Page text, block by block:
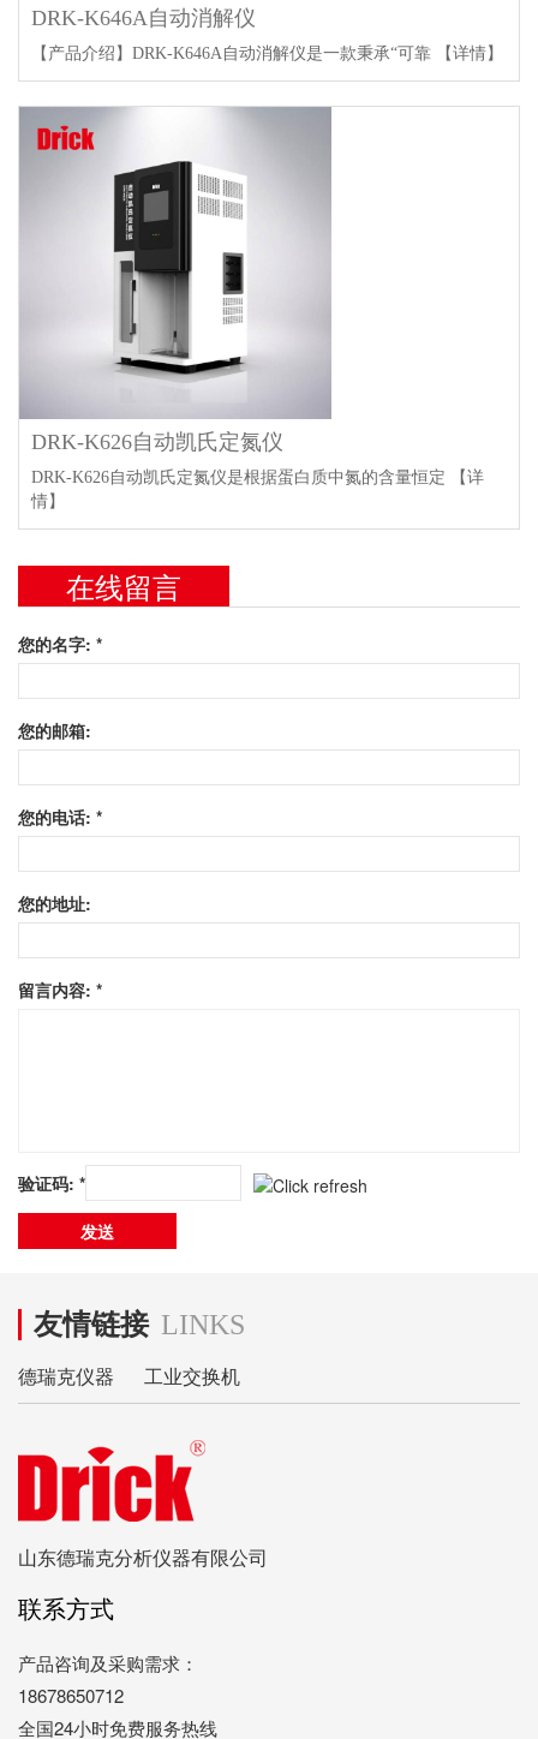
DRK-K646A自动消解仪
【产品介绍】DRK-K646A自动消解仪是一款秉承“可靠 【详情】
DRK-K626自动凯氏定氮仪
DRK-K626自动凯氏定氮仪是根据蛋白质中氮的含量恒定
【详
情】
在线留言
您的名字: *
您的邮箱:
您的电话: *
您的地址:
留言内容: *
验证码: *
友情链接 LINKS
德瑞克仪器 工业交换机
山东德瑞克分析仪器有限公司
联系方式
产品咨询及采购需求：
18678650712
全国24小时免费服务热线